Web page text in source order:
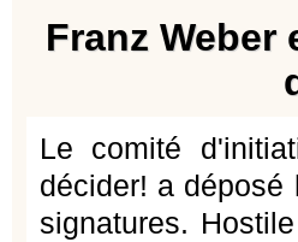
Franz
Le comité
décider! a
signatures.